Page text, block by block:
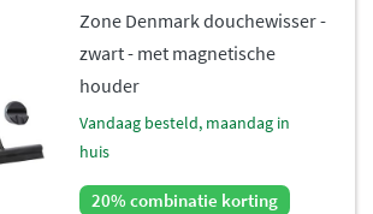
Zone Denmark douchewisser -
zwart - met magnetische
houder
vandaag besteld, maandag in
huis
20% combinatie korting